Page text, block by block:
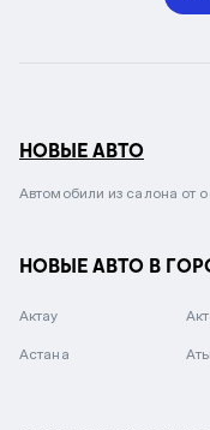
НОВЫЕ АВТО
Автомобили из салона от
НОВЫЕ АВТО В
Актау
Астана